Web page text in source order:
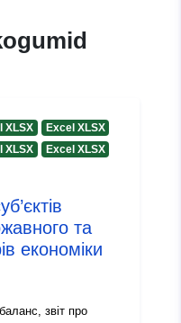
andmetele.europa.eu:
2026
5edd-4c0b-8e3b-
88u/dataset/
8e3b-d5b707964cfc
XLSX
Excel XLSX
XLSX
Excel XLSX
та
економіки
звіт про